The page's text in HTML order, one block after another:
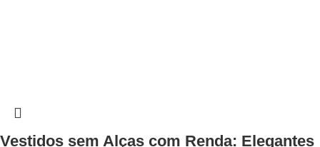
Vestidos sem Alças com Renda: Elegantes